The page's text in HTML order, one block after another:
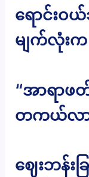
ရောင်းဝ
မျက်လုံးက
“အာရာဖ
တကယ်လာ
ဈေးဘန်း